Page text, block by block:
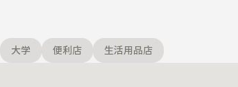
大学 便利店 生活用品店